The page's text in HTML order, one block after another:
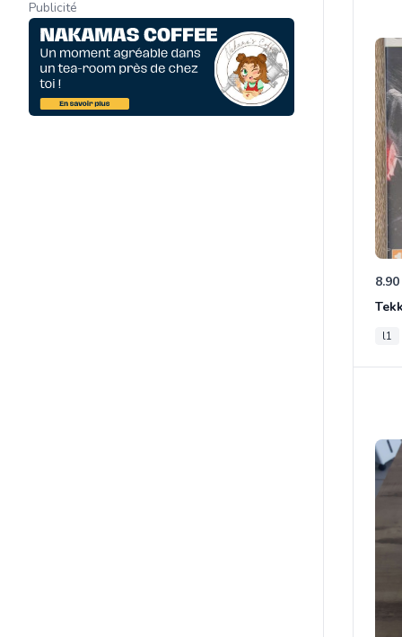
Publicité
l1